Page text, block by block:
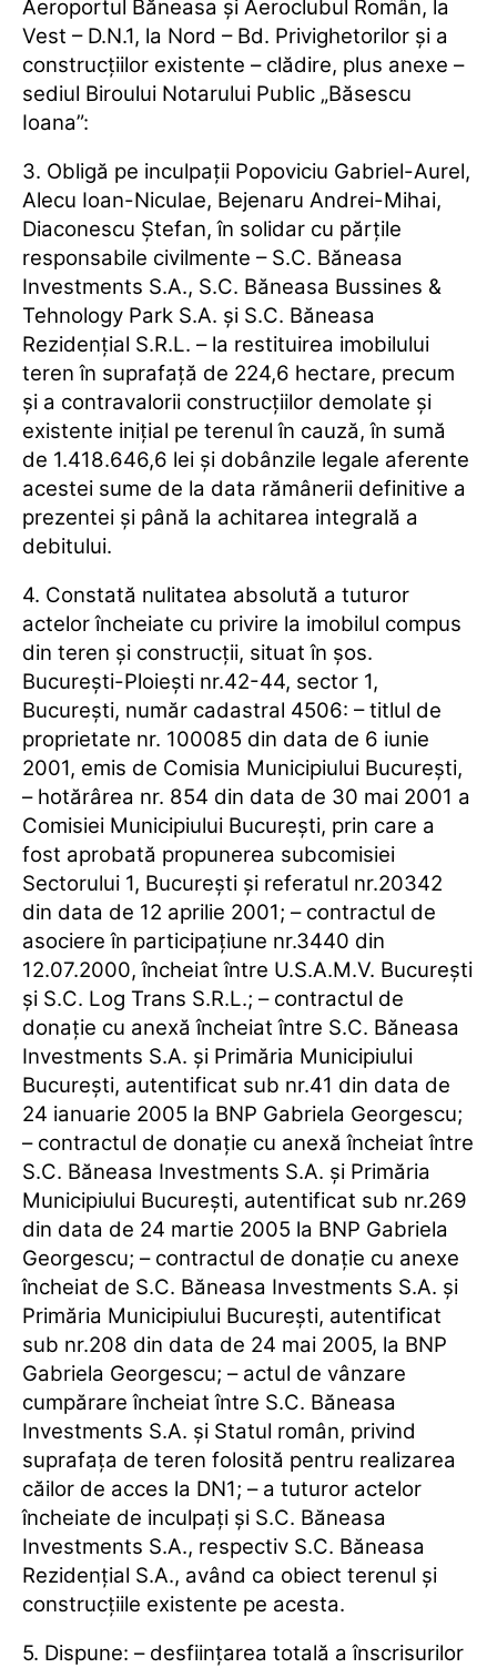
Aeroportul Băneasa şi Aeroclubul Român, la
Vest – D.N.1, la Nord – Bd. Privighetorilor şi a
construcţiilor existente – clădire, plus anexe –
sediul Biroului Notarului Public „Băsescu
Ioana”:
3. Obligă pe inculpaţii Popoviciu Gabriel-Aurel,
Alecu Ioan-Niculae, Bejenaru Andrei-Mihai,
Diaconescu Ştefan, în solidar cu părţile
responsabile civilmente – S.C. Băneasa
Investments S.A., S.C. Băneasa Bussines &
Tehnology Park S.A. şi S.C. Băneasa
Rezidenţial S.R.L. – la restituirea imobilului
teren în suprafaţă de 224,6 hectare, precum
şi a contravalorii construcţiilor demolate şi
existente iniţial pe terenul în cauză, în sumă
de 1.418.646,6 lei şi dobânzile legale aferente
acestei sume de la data rămânerii definitive a
prezentei şi până la achitarea integrală a
debitului.
4. Constată nulitatea absolută a tuturor
actelor încheiate cu privire la imobilul compus
din teren şi construcţii, situat în şos.
Bucureşti-Ploieşti nr.42-44, sector 1,
Bucureşti, număr cadastral 4506: – titlul de
proprietate nr. 100085 din data de 6 iunie
2001, emis de Comisia Municipiului Bucureşti,
– hotărârea nr. 854 din data de 30 mai 2001 a
Comisiei Municipiului Bucureşti, prin care a
fost aprobată propunerea subcomisiei
Sectorului 1, Bucureşti şi referatul nr.20342
din data de 12 aprilie 2001; – contractul de
asociere în participaţiune nr.3440 din
12.07.2000, încheiat între U.S.A.M.V. Bucureşti
şi S.C. Log Trans S.R.L.; – contractul de
donaţie cu anexă încheiat între S.C. Băneasa
Investments S.A. şi Primăria Municipiului
Bucureşti, autentificat sub nr.41 din data de
24 ianuarie 2005 la BNP Gabriela Georgescu;
– contractul de donaţie cu anexă încheiat între
S.C. Băneasa Investments S.A. şi Primăria
Municipiului Bucureşti, autentificat sub nr.269
din data de 24 martie 2005 la BNP Gabriela
Georgescu; – contractul de donaţie cu anexe
încheiat de S.C. Băneasa Investments S.A. şi
Primăria Municipiului Bucureşti, autentificat
sub nr.208 din data de 24 mai 2005, la BNP
Gabriela Georgescu; – actul de vânzare
cumpărare încheiat între S.C. Băneasa
Investments S.A. şi Statul român, privind
suprafaţa de teren folosită pentru realizarea
căilor de acces la DN1; – a tuturor actelor
încheiate de inculpaţi şi S.C. Băneasa
Investments S.A., respectiv S.C. Băneasa
Rezidenţial S.A., având ca obiect terenul şi
construcţiile existente pe acesta.
5. Dispune: – desfiinţarea totală a înscrisurilor